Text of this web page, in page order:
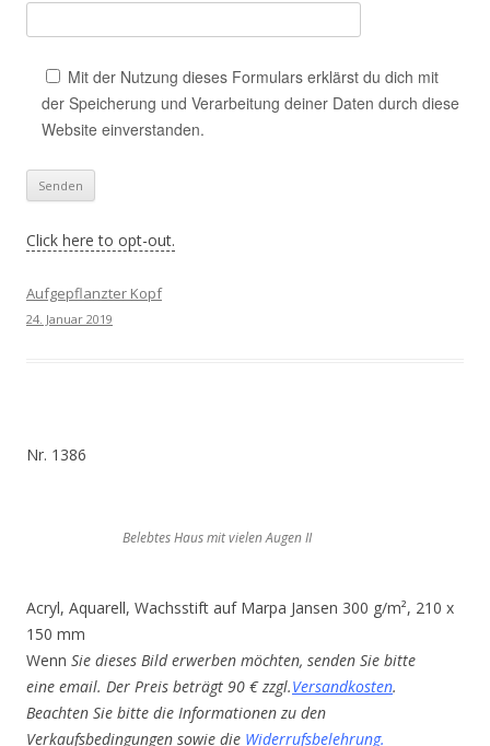
Mit der Nutzung dieses Formulars erklärst du dich mit
der Speicherung und Verarbeitung deiner Daten durch diese
Website einverstanden.
Click here to opt-out.
Aufgepflanzter Kopf
24. Januar 2019
Nr. 1386
Belebtes Haus mit vielen Augen II
Acryl, Aquarell, Wachsstift auf Marpa Jansen 300 g/m², 210 x
150 mm
Wenn Sie dieses Bild erwerben möchten, senden Sie bitte
eine email. Der Preis beträgt 90 € zzgl.Versandkosten.
Beachten Sie bitte die Informationen zu den
Verkaufsbedingungen sowie die Widerrufsbelehrung.